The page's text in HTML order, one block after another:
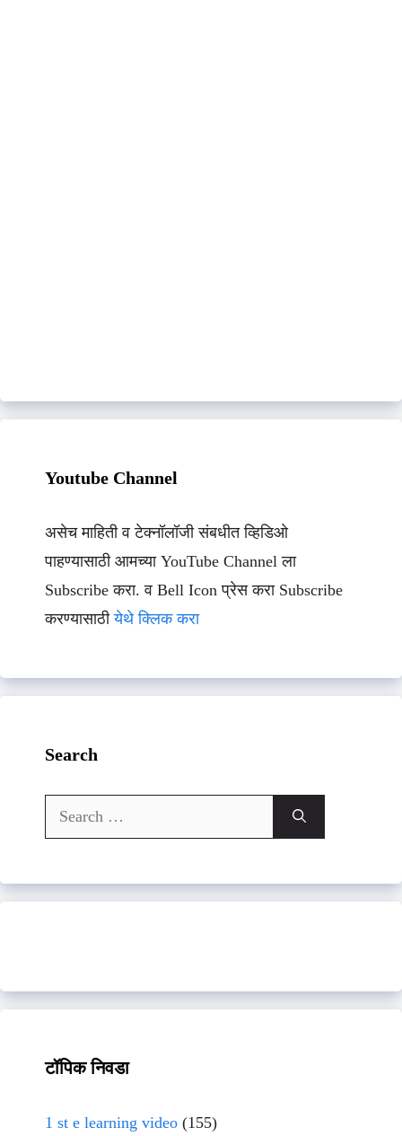
Youtube Channel
असेच माहिती व टेक्नॉलॉजी संबधीत व्हिडिओ
पाहण्यासाठी आमच्या YouTube Channel ला
Subscribe करा. व Bell Icon प्रेस करा Subscribe
करण्यासाठीयेथे क्लिक करा
Search
Search
for:
टॉपिक निवडा
1 st e learning video (155)